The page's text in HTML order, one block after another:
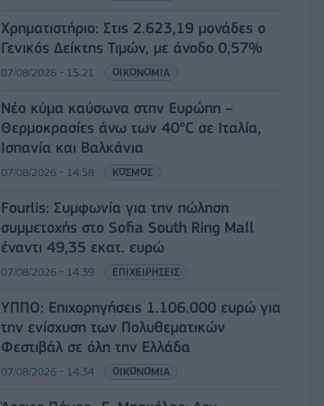
Χρηματιστήριο: Στις 2.623,19 μονάδες ο
Γενικός Δείκτης Τιμών, με άνοδο 0,57%
07/08/2026 - 15:21 ΟΙΚΟΝΟΜΙΑ
Νέο κύμα καύσωνα στην Ευρώπη –
Θερμοκρασίες άνω των 40°C σε Ιταλία,
Ισπανία και Βαλκάνια
07/08/2026 - 14:58 ΚΟΣΜΟΣ
Fourlis: Συμφωνία για την πώληση
συμμετοχής στο Sofia South Ring Mall
έναντι 49,35 εκατ. ευρώ
07/08/2026 - 14:39 ΕΠΙΧΕΙΡΗΣΕΙΣ
ΥΠΠΟ: Επιχορηγήσεις 1.106.000 ευρώ για
την ενίσχυση των Πολυθεματικών
Φεστιβάλ σε όλη την Ελλάδα
07/08/2026 - 14:34 ΟΙΚΟΝΟΜΙΑ